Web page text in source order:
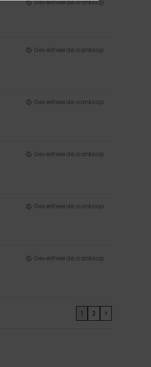
Geverifieerde aankoop
Geverifieerde aankoop
Geverifieerde aankoop
Geverifieerde aankoop
Geverifieerde aankoop
Geverifieerde aankoop
1 2 >